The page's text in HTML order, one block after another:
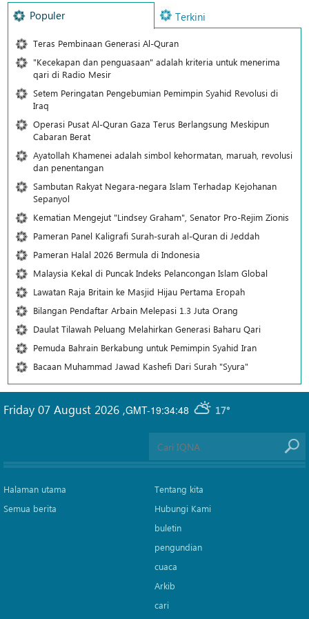
Populer Terkini
Teras Pembinaan Generasi Al-Quran
"Kecekapan dan penguasaan" adalah kriteria untuk menerima
qari di Radio Mesir
Setem Peringatan Pengebumian Pemimpin Syahid Revolusi di
Iraq
Operasi Pusat Al-Quran Gaza Terus Berlangsung Meskipun
Cabaran Berat
Ayatollah Khamenei adalah simbol kehormatan, maruah, revolusi
dan penentangan
Sambutan Rakyat Negara-negara Islam Terhadap Kejohanan
Sepanyol
Kematian Mengejut "Lindsey Graham", Senator Pro-Rejim Zionis
Pameran Panel Kaligrafi Surah-surah al-Quran di Jeddah
Pameran Halal 2026 Bermula di Indonesia
Malaysia Kekal di Puncak Indeks Pelancongan Islam Global
Lawatan Raja Britain ke Masjid Hijau Pertama Eropah
Bilangan Pendaftar Arbain Melepasi 1.3 Juta Orang
Daulat Tilawah Peluang Melahirkan Generasi Baharu Qari
Pemuda Bahrain Berkabung untuk Pemimpin Syahid Iran
Bacaan Muhammad Jawad Kashefi Dari Surah "Syura"
GMT-19:34:48 17°
Friday 07 August 2026 ,
Halaman utama
Semua berita
Tentang kita
Hubungi Kami
buletin
pengundian
cuaca
Arkib
cari